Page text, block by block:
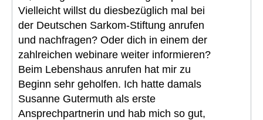
Vielleicht willst du diesbezüglich mal bei
der Deutschen Sarkom-Stiftung anrufen
und nachfragen? Oder dich in einem der
zahlreichen webinare weiter informieren?
Beim Lebenshaus anrufen hat mir zu
Beginn sehr geholfen. Ich hatte damals
Susanne Gutermuth als erste
Ansprechpartnerin und hab mich so gut,